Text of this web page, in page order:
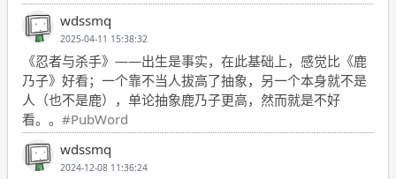
wdssmq
2025-04-11 15:38:32
《忍者与杀手》——出生是事实，在此基础上，感觉比《鹿
乃子》好看；一个靠不当人拔高了抽象，另一个本身就不是
人（也不是鹿），单论抽象鹿乃子更高，然而就是不好
看。。 #PubWord
wdssmq
2024-12-08 11:36:24